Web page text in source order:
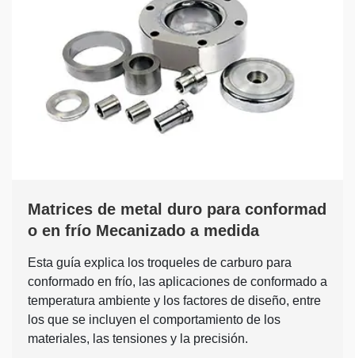
Matrices de metal duro para conformad
o en frío Mecanizado a medida
Esta guía explica los troqueles de carburo para
conformado en frío, las aplicaciones de conformado a
temperatura ambiente y los factores de diseño, entre
los que se incluyen el comportamiento de los
materiales, las tensiones y la precisión.